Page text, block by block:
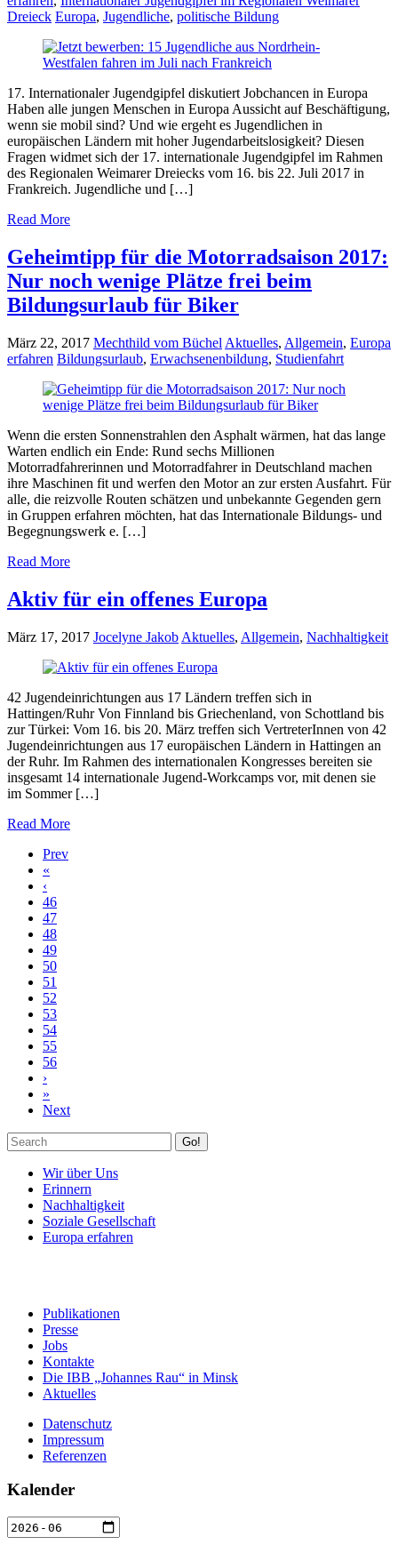
Dreieck Europa, Jugendliche, politische Bildung
17. Internationaler Jugendgipfel diskutiert Jobchancen in Europa
Haben alle jungen Menschen in Europa Aussicht auf Beschäftigung,
wenn sie mobil sind? Und wie ergeht es Jugendlichen in
europäischen Ländern mit hoher Jugendarbeitslosigkeit? Diesen
Fragen widmet sich der 17. internationale Jugendgipfel im Rahmen
des Regionalen Weimarer Dreiecks vom 16. bis 22. Juli 2017 in
Frankreich. Jugendliche und […]
Read More
Geheimtipp für die Motorradsaison 2017:
Nur noch wenige Plätze frei beim
Bildungsurlaub für Biker
März 22, 2017 Mechthild vom Büchel Aktuelles, Allgemein, Europa
erfahren Bildungsurlaub, Erwachsenenbildung, Studienfahrt
Wenn die ersten Sonnenstrahlen den Asphalt wärmen, hat das lange
Warten endlich ein Ende: Rund sechs Millionen
Motorradfahrerinnen und Motorradfahrer in Deutschland machen
ihre Maschinen fit und werfen den Motor an zur ersten Ausfahrt. Für
alle, die reizvolle Routen schätzen und unbekannte Gegenden gern
in Gruppen erfahren möchten, hat das Internationale Bildungs- und
Begegnungswerk e. […]
Read More
Aktiv für ein offenes Europa
März 17, 2017 Jocelyne Jakob Aktuelles, Allgemein, Nachhaltigkeit
42 Jugendeinrichtungen aus 17 Ländern treffen sich in
Hattingen/Ruhr Von Finnland bis Griechenland, von Schottland bis
zur Türkei: Vom 16. bis 20. März treffen sich VertreterInnen von 42
Jugendeinrichtungen aus 17 europäischen Ländern in Hattingen an
der Ruhr. Im Rahmen des internationalen Kongresses bereiten sie
insgesamt 14 internationale Jugend-Workcamps vor, mit denen sie
im Sommer […]
Read More
Prev
«
‹
46
47
48
49
50
51
52
53
54
55
56
›
»
Next
Go!
Wir über Uns
Erinnern
Nachhaltigkeit
Soziale Gesellschaft
Europa erfahren
Publikationen
Presse
Jobs
Kontakte
Die IBB „Johannes Rau“ in Minsk
Aktuelles
Datenschutz
Impressum
Referenzen
Kalender